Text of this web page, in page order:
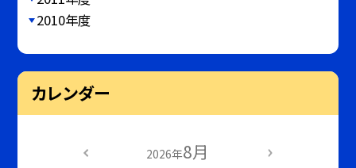
2010年度
カレンダー
2026年8月